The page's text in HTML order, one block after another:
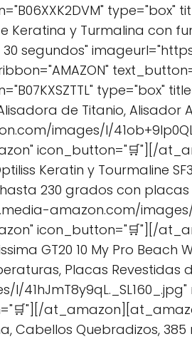
type="box"
Keratina y Turmalina con
segundos"
type="box"
de Titanio, Alisador
images/I/
icon_button="🛒"][/
Keratin y Tourmaline
230 grados con
amazon.com/images/I/
icon_button="🛒"][/
GT20 10 My Pro
Placas Revestidas
Cabellos Quebradizos, 385